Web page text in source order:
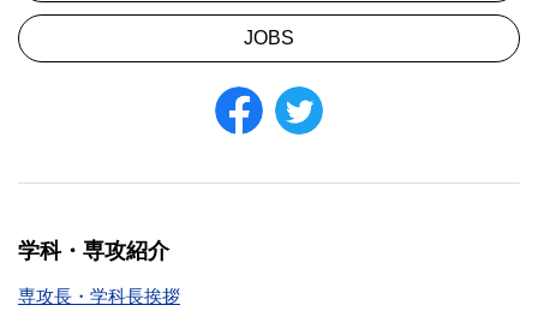
JOBS
学科・専攻紹介
専攻長・学科長挨拶